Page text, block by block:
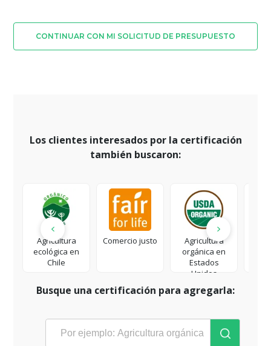
CONTINUAR CON MI SOLICITUD DE PRESUPUESTO
Los clientes interesados por la certificación
también buscaron:
Agricultura
ecológica en
Chile
Comercio justo
Agricultura
orgánica en
Estados
Unidos
Busque una certificación para agregarla: